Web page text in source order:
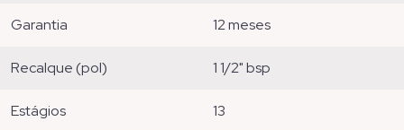
garantia 12 meses
recalque (pol) 1 1/2" bsp
estágios 13